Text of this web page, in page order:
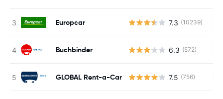
Europcar 7.3 (10239)
Buchbinder 6.3 (572)
GLOBAL Rent-a-Car 7.5 (756)